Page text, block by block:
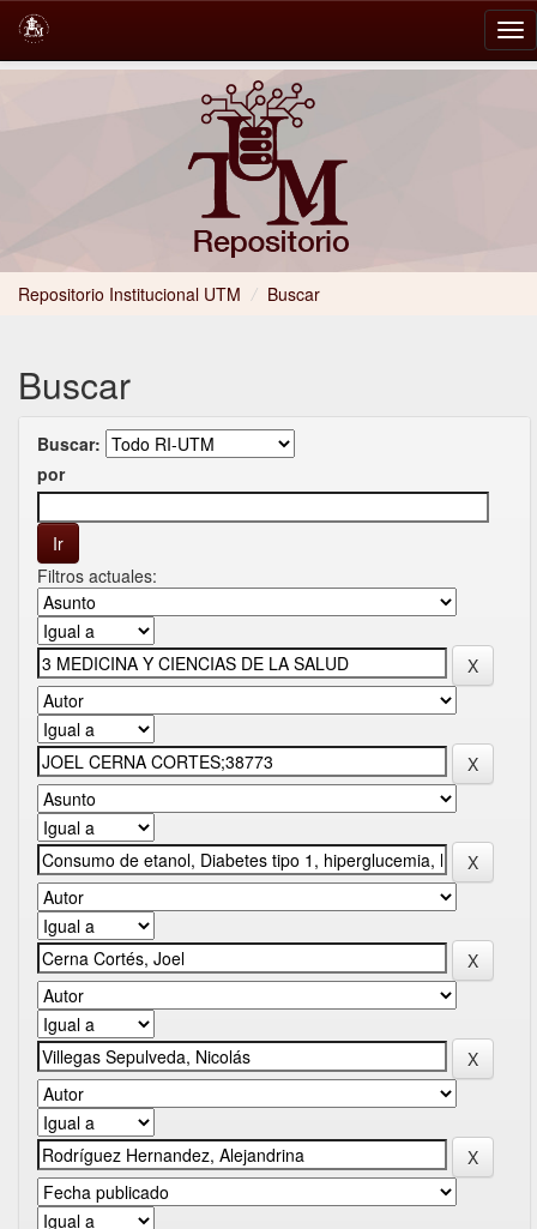
Repositorio Institucional UTM / Buscar
Buscar
Buscar:
por
Filtros actuales: